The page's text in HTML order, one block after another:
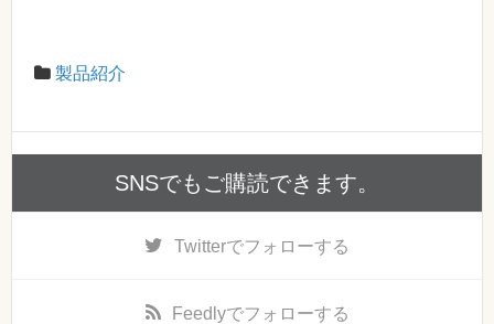
製品紹介
SNSでもご購読できます。
Twitterでフォローする
Feedlyでフォローする